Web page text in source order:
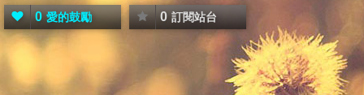
0 愛的鼓勵 0 訂閱站台